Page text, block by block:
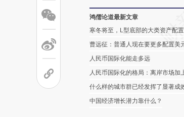
鸿儒论道最新文章
寒冬将至，L型底部的大类资产配置
曹远征：普通人现在要更多配置美
人民币国际化能走多远
人民币国际化的格局：离岸市场加
什么样的城市群已经发挥了显著成
中国经济增长潜力靠什么？